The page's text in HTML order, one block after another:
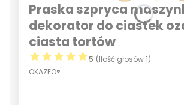
Praska szpryca
dekorator do ciastek
ciasta tortów
5 (Ilość głosów 1)
OKAZEO®